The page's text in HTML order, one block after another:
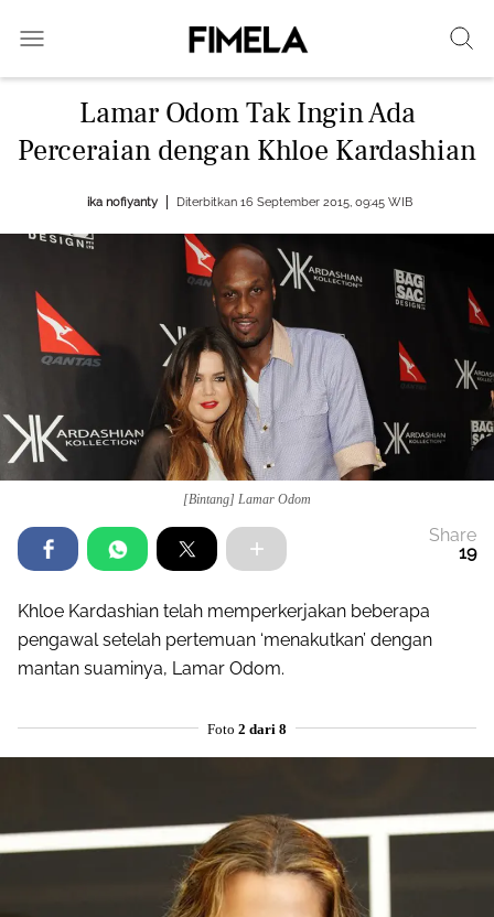
Lamar Odom Tak Ingin Ada
Perceraian dengan Khloe Kardashian
ika nofiyanty Diterbitkan 16 September 2015, 09:45 WIB
[Bintang] Lamar Odom
Share
19
Khloe Kardashian telah memperkerjakan beberapa
pengawal setelah pertemuan ‘menakutkan’ dengan
mantan suaminya, Lamar Odom.
Foto 2 dari 8